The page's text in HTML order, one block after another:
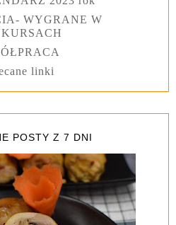
WYGRANE W
linki
POSTY Z 7 DNI